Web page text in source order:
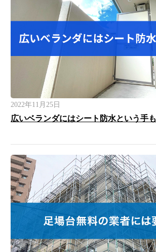
2022年11月25日
広いベランダにはシート防水という手も